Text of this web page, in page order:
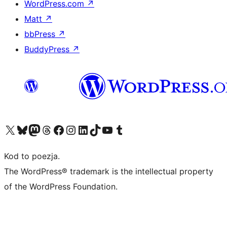
WordPress.com ↗
Matt ↗
bbPress ↗
BuddyPress ↗
Odwiedź nasze konto X (dawniej Twitter)
Odwiedź nasze konto Bluesky
Odwiedź nasze konto na Mastodoncie
Odwiedź naszego Threadsa
Odwiedź naszego Facebooka
Odwiedź nasze konto na Instagramie
Odwiedź nasze konto na LinkedIn
Odwiedź naszego TikToka
Odwiedź nasz kanał YouTube
Odwiedź naszego Tumblra
Kod to poezja.
The WordPress® trademark is the intellectual property
of the WordPress Foundation.